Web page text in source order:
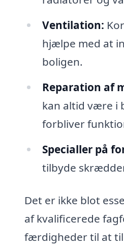
Ventilation:
hjælpe med at
boligen.
Reparation af
kan altid være i
forbliver
Specialler på
tilbyde
Det er ikke blot
af kvalificerede
færdigheder til at